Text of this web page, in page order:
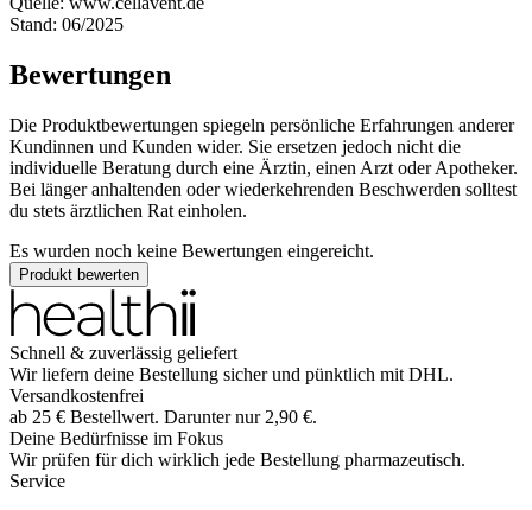
Stand: 06/2025
Bewertungen
Die Produktbewertungen spiegeln persönliche Erfahrungen anderer
Kundinnen und Kunden wider. Sie ersetzen jedoch nicht die
individuelle Beratung durch eine Ärztin, einen Arzt oder Apotheker.
Bei länger anhaltenden oder wiederkehrenden Beschwerden solltest
du stets ärztlichen Rat einholen.
Es wurden noch keine Bewertungen eingereicht.
Produkt bewerten
Schnell & zuverlässig geliefert
Wir liefern deine Bestellung sicher und pünktlich mit DHL.
Versandkostenfrei
ab 25 € Bestellwert. Darunter nur 2,90 €.
Deine Bedürfnisse im Fokus
Wir prüfen für dich wirklich jede Bestellung pharmazeutisch.
Service